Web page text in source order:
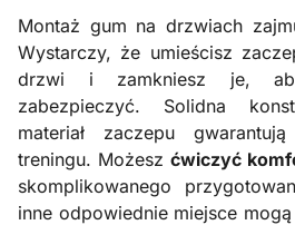
Montaż gum na drzwiach
Wystarczy, że umieścisz
drzwi i zamkniesz je,
zabezpieczyć. Solidna
materiał zaczepu
treningu. Możesz ćwiczyć
skomplikowanego
inne odpowiednie miejsce